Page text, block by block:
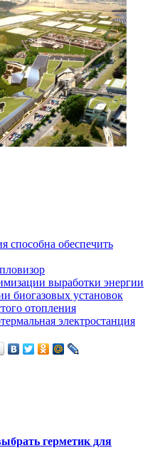
способна обеспечить
выработки энергии
биогазовых установок
отопления
электростанция
герметик для